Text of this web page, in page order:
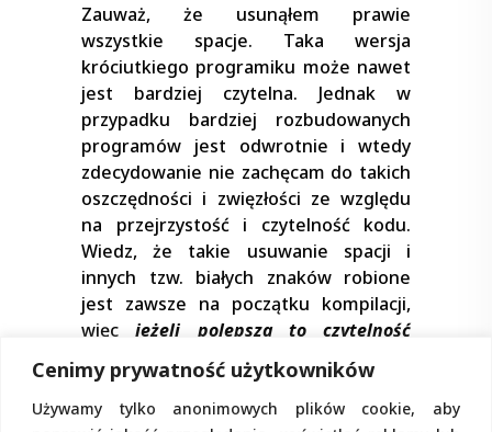
Cenimy prywatność użytkowników
Używamy tylko anonimowych plików cookie, aby
Zauważ, że usunąłem prawie
wszystkie spacje. Taka wersja
króciutkiego programiku może nawet
jest bardziej czytelna. Jednak w
przypadku bardziej rozbudowanych
programów jest odwrotnie i wtedy
zdecydowanie nie zachęcam do takich
oszczędności i zwięzłości ze względu
na przejrzystość i czytelność kodu.
Wiedz, że takie usuwanie spacji i
innych tzw. białych znaków robione
jest zawsze na początku kompilacji,
więcjeżeli polepsza to czytelność
szkicu, to nie bój się wstawiać w szkicu
dowolnej liczby dodatkowych spacji i
przejść do nowej linii (enter). W